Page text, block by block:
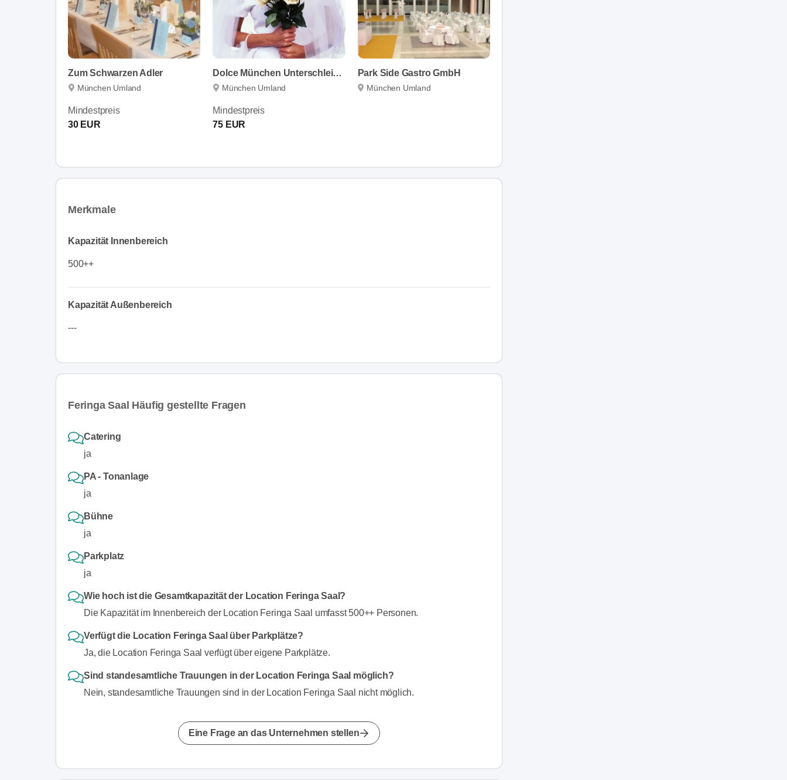
Zum Schwarzen Adler
München Umland
Mindestpreis
30 EUR
Dolce München Unterschleissheim
München Umland
Mindestpreis
75 EUR
Park Side Gastro GmbH
München Umland
Merkmale
Kapazität Innenbereich
500++
Kapazität Außenbereich
---
Feringa Saal Häufig gestellte Fragen
Catering
ja
PA - Tonanlage
ja
Bühne
ja
Parkplatz
ja
Wie hoch ist die Gesamtkapazität der Location Feringa Saal?
Die Kapazität im Innenbereich der Location Feringa Saal umfasst 500++ Personen.
Verfügt die Location Feringa Saal über Parkplätze?
Ja, die Location Feringa Saal verfügt über eigene Parkplätze.
Sind standesamtliche Trauungen in der Location Feringa Saal möglich?
Nein, standesamtliche Trauungen sind in der Location Feringa Saal nicht möglich.
Eine Frage an das Unternehmen stellen